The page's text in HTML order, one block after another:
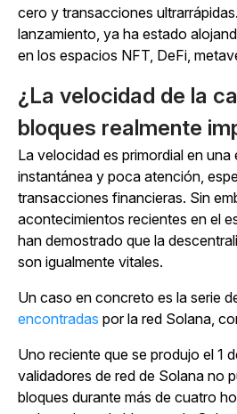
cero y transacciones
lanzamiento, ya ha estado
en los espacios NFT, DeFi,
¿La velocidad de la
bloques realmente
La velocidad es primordial en
instantánea y poca atención,
transacciones financieras. Sin
acontecimientos recientes en el
han demostrado que la
son igualmente vitales.
Un caso en concreto es la serie
encontradas por la red Solana,
Uno reciente que se produjo el 1
validadores de red de Solana no
bloques durante más de cuatro